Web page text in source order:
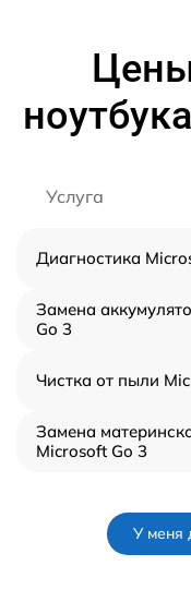
Услуга
Диагностика
Замена
Go 3
Чистка от пыли
Замена
Microsoft Go 3
У меня